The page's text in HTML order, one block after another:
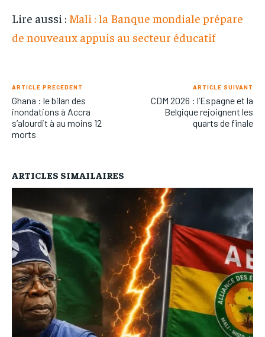
Lire aussi : Mali : la Banque mondiale prépare
de nouveaux appuis au secteur éducatif
ARTICLE PRÉCÉDENT
Ghana : le bilan des
inondations à Accra
s’alourdit à au moins 12
morts
ARTICLE SUIVANT
CDM 2026 : l’Espagne et la
Belgique rejoignent les
quarts de finale
ARTICLES SIMAILAIRES